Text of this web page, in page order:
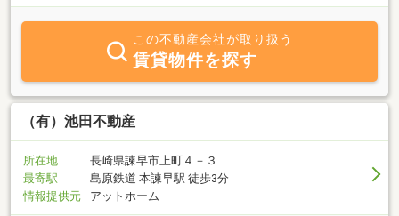
この不動産会社が取り扱う
賃貸物件を探す
（有）池田不動産
所在地
長崎県諫早市上町４－３
最寄駅
島原鉄道 本諫早駅 徒歩3分
情報提供元
アットホーム